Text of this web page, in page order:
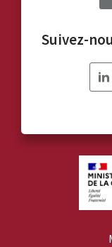
Suivez-